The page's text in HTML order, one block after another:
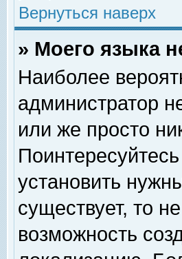
Вернуться наверх
» Моего языка
Наиболее
администратор
или же просто
установить
существует, то
возможность